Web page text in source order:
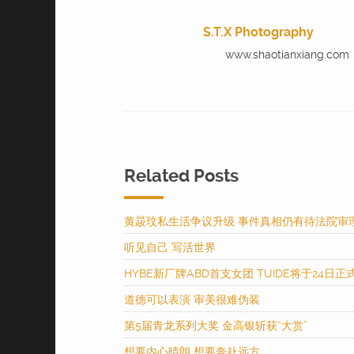
S.T.X Photography
www.shaotianxiang.com
Related Posts
黄晸玟私生活争议升级 事件真相仍有待法院审
听见自己 写活世界
HYBE新厂牌ABD首支女团 TUIDE将于24日正
道德可以表演 审美很难伪装
第5届青龙系列大奖 金高银斩获“大赏”